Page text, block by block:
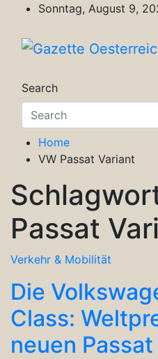
content
Sonntag, August 9,
Search
Home
VW Passat Variant
Passat
Verkehr & Mobilität
Die
Class:
neuen